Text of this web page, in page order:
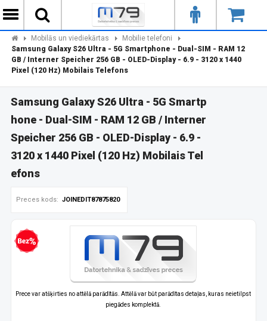
Mobilās un viediekārtas
Mobilie telefoni
Samsung Galaxy S26 Ultra - 5G Smartphone - Dual-SIM - RAM 12
GB / Interner Speicher 256 GB - OLED-Display - 6.9 - 3120 x 1440
Pixel (120 Hz) Mobilais Telefons
Samsung Galaxy S26 Ultra - 5G Smartp
hone - Dual-SIM - RAM 12 GB / Interner
Speicher 256 GB - OLED-Display - 6.9 -
3120 x 1440 Pixel (120 Hz) Mobilais Tel
efons
Preces kods: JOINEDIT87875820
kredīts
Prece var atšķirties no attēlā parādītās. Attēlā var būt parādītas detaļas, kuras neietilpst
piegādes komplektā.